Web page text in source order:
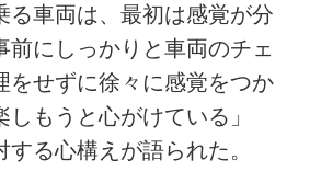
る車両は、最初は感覚が分
前にしっかりと車両のチェ
をせずに徐々に感覚をつか
もうと心がけている」
る心構えが語られた。